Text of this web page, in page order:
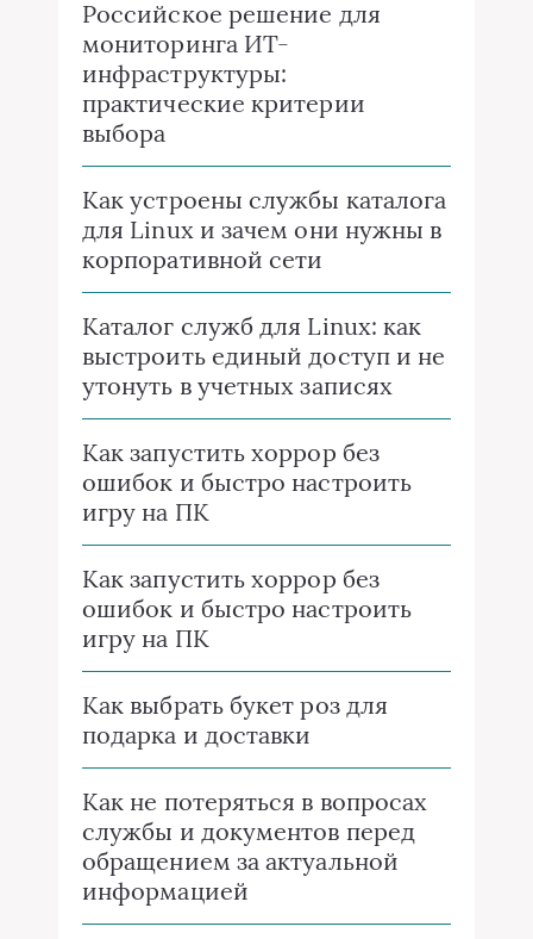
Российское решение для
мониторинга ИТ-
инфраструктуры:
практические критерии
выбора
Как устроены службы каталога
для Linux и зачем они нужны в
корпоративной сети
Каталог служб для Linux: как
выстроить единый доступ и не
утонуть в учетных записях
Как запустить хоррор без
ошибок и быстро настроить
игру на ПК
Как запустить хоррор без
ошибок и быстро настроить
игру на ПК
Как выбрать букет роз для
подарка и доставки
Как не потеряться в вопросах
службы и документов перед
обращением за актуальной
информацией